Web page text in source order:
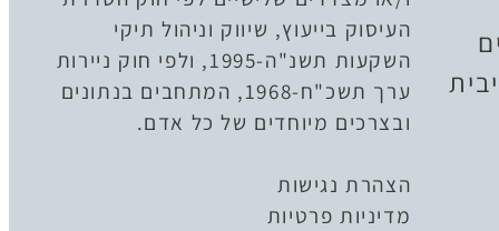
העיסוק בייעוץ, שיווק וניהול תיקי
השקעות תשנ"ה-1995, ולפי חוק ניירות
ערך תשכ"ח-1968, המתחבים בנתונים
ובצרכים מיוחדים של כל אדם.
הצהרת נגישות
מדיניות פרטיות